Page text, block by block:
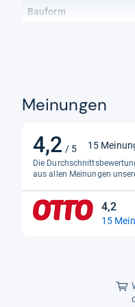
Bauform
Abmessungen
Höhe
Tiefe
Nutzinhalt Gefrierraum
Meinungen
4,2 / 5
4,2
von
5
Sternen
15
Die
aus allen Meinungen
4,2
4,2
von
15